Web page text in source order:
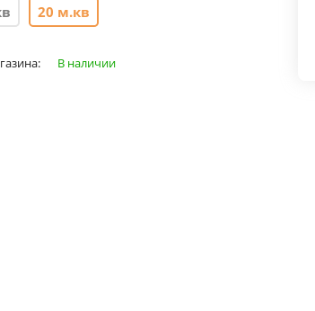
20 м.кв
В наличии